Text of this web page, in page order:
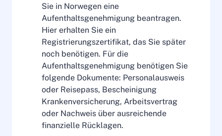
Sie in Norwegen eine
Aufenthaltsgenehmigung beantragen.
Hier erhalten Sie ein
Registrierungszertifikat, das Sie später
noch benötigen. Für die
Aufenthaltsgenehmigung benötigen Sie
folgende Dokumente: Personalausweis
oder Reisepass, Bescheinigung
Krankenversicherung, Arbeitsvertrag
oder Nachweis über ausreichende
finanzielle Rücklagen.